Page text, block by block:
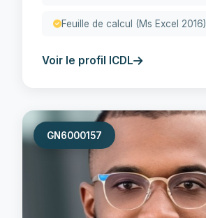
Feuille de calcul (Ms Excel 2016)
Voir le profil ICDL
GN6000157